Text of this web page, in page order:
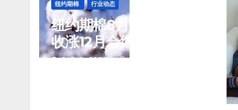
纽约期棉 行业动态
纽约期棉8月7日(周五)
收涨12月合约报84.40
美分/磅
8 月 8, 2026 TENG